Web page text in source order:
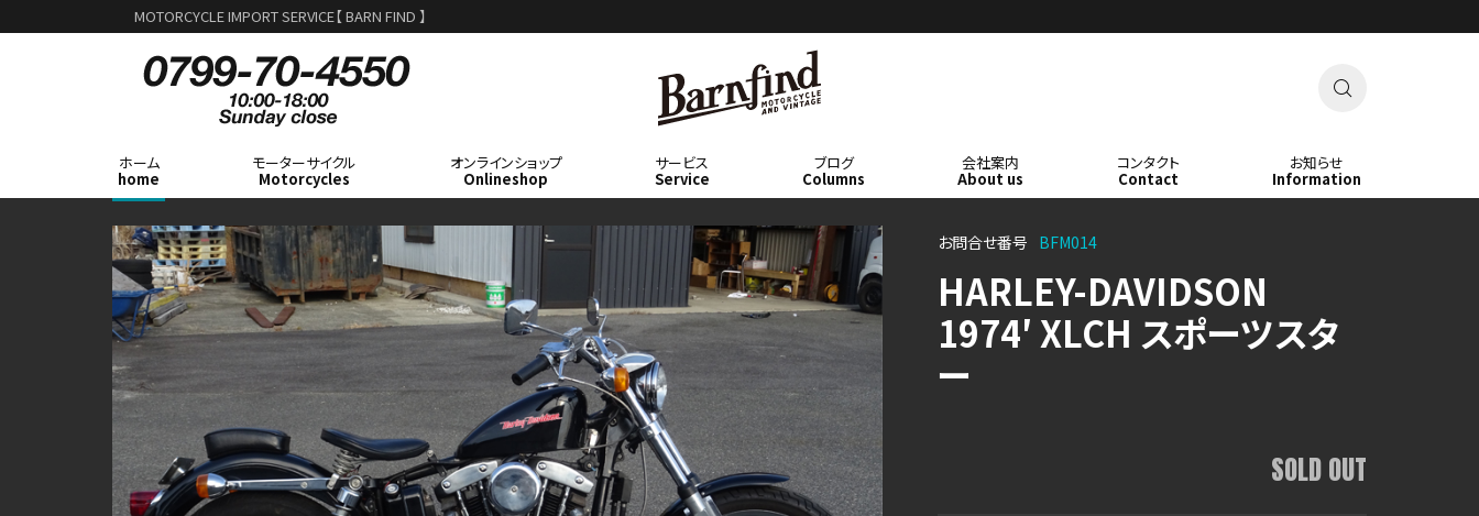
MOTORCYCLE IMPORT SERVICE【 BARN FIND 】
BARNFIN
D

ホーム
home
モーターサイクル
Motorcycles
オンラインショップ
Onlineshop
サービス
Service
ブログ
Columns
会社案内
About us
コンタクト
Contact
お知らせ
Information
お問合せ番号 BFM014
HARLEY-DAVIDSON
1974′ XLCH スポーツスタ
ー
SOLD OUT